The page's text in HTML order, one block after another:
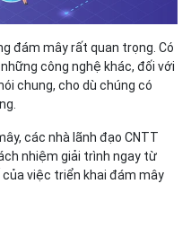
đám mây rất quan trọng. Có
công nghệ khác, đối với
chung, cho dù chúng có
các nhà lãnh đạo CNTT
nhiệm giải trình ngay từ
việc triển khai đám mây